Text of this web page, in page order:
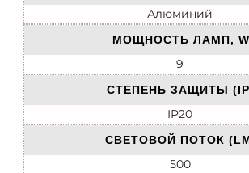
Алюминий
МОЩНОСТЬ ЛАМП, W
9
СТЕПЕНЬ ЗАЩИТЫ
IP20
СВЕТОВОЙ ПОТОК
500